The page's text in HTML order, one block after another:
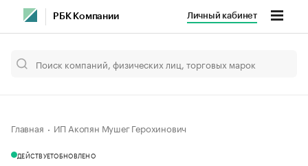
РБК Компании Личный кабинет
Главная ИП Акопян Мушег Герохинович
ДЕЙСТВУЕТОБНОВЛЕНО